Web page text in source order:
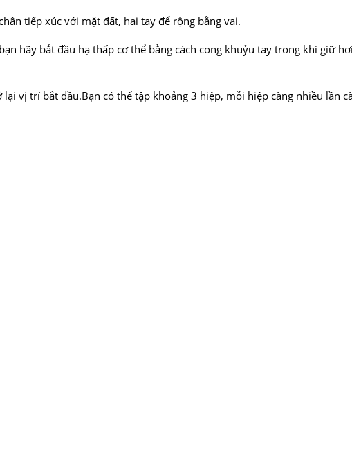
tiếp xúc với mặt đất, hai tay để rộng bằng vai.
hãy bắt đầu hạ thấp cơ thể bằng cách cong khuỷu tay trong khi giữ
vị trí bắt đầu.Bạn có thể tập khoảng 3 hiệp, mỗi hiệp càng nhiều lần